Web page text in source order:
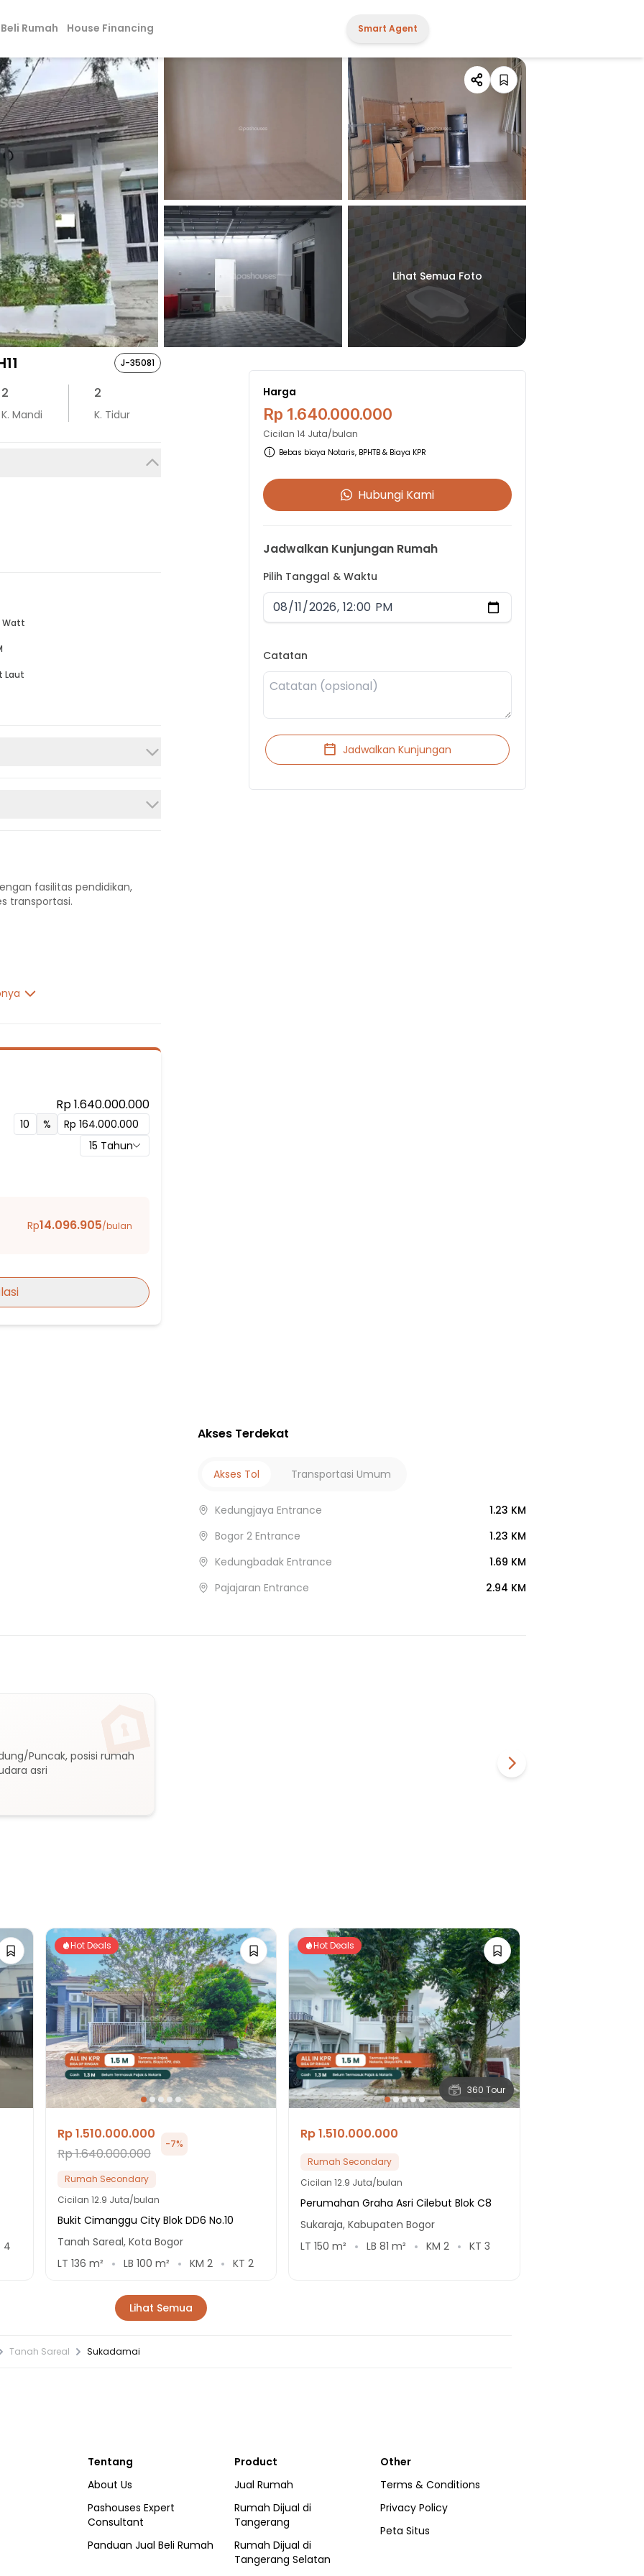
Beli Rumah House Financing Smart Agent
Lihat Semua Foto
J-35081
2
K. Mandi
2
K. Tidur
Watt
Laut
fasilitas pendidikan,
transportasi.
7
Rp 1.640.000.000
%
15 Tahun
Rp14.096.905/bulan
Harga
Rp 1.640.000.000
Cicilan14 Juta/bulan
Bebas biaya Notaris, BPHTB & Biaya KPR
Hubungi Kami
Jadwalkan Kunjungan Rumah
Pilih Tanggal & Waktu
Catatan
Jadwalkan Kunjungan
Akses Terdekat
Akses Tol Transportasi Umum
Kedungjaya Entrance
1.23 KM
Bogor 2 Entrance
1.23 KM
Kedungbadak Entrance
1.69 KM
Pajajaran Entrance
2.94 KM
Puncak, posisi rumah
asri
4
Hot Deals
Rp 1.510.000.000
Rp 1.640.000.000
-7%
Rumah Secondary
Cicilan 12.9 Juta/bulan
Bukit Cimanggu City Blok DD6 No.10
Tanah Sareal, Kota Bogor
LT 136 m² LB 100 m² KM 2 KT 2
360 Tour
Hot Deals
Rp 1.510.000.000
Rumah Secondary
Cicilan12.9 Juta/bulan
Perumahan Graha Asri Cilebut Blok C8
Sukaraja, Kabupaten Bogor
LT150 m² LB81 m² KM2 KT3
Lihat Semua
Tanah Sareal Sukadamai
Tentang
About Us
Pashouses Expert
Consultant
Panduan Jual Beli Rumah
Product
Jual Rumah
Rumah Dijual di
Tangerang
Rumah Dijual di
Tangerang Selatan
Other
Terms & Conditions
Privacy Policy
Peta Situs